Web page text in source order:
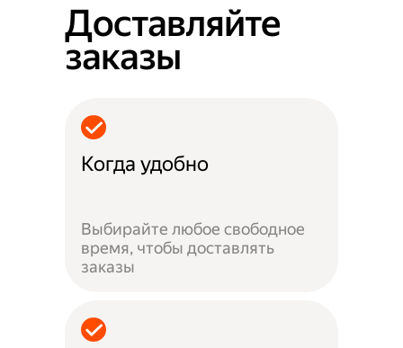
Доставляйте
заказы
Когда удобно
Выбирайте любое свободное
время, чтобы доставлять
заказы